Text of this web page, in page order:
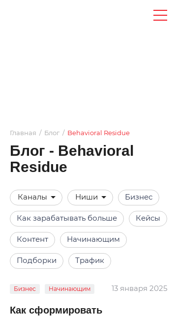
Главная / Блог / Behavioral Residue
Блог - Behavioral
Residue
Каналы Ниши Бизнес
Как зарабатывать больше Кейсы
Контент Начинающим
Подборки Трафик
13 января 2025
Бизнес Начинающим
Как сформировать